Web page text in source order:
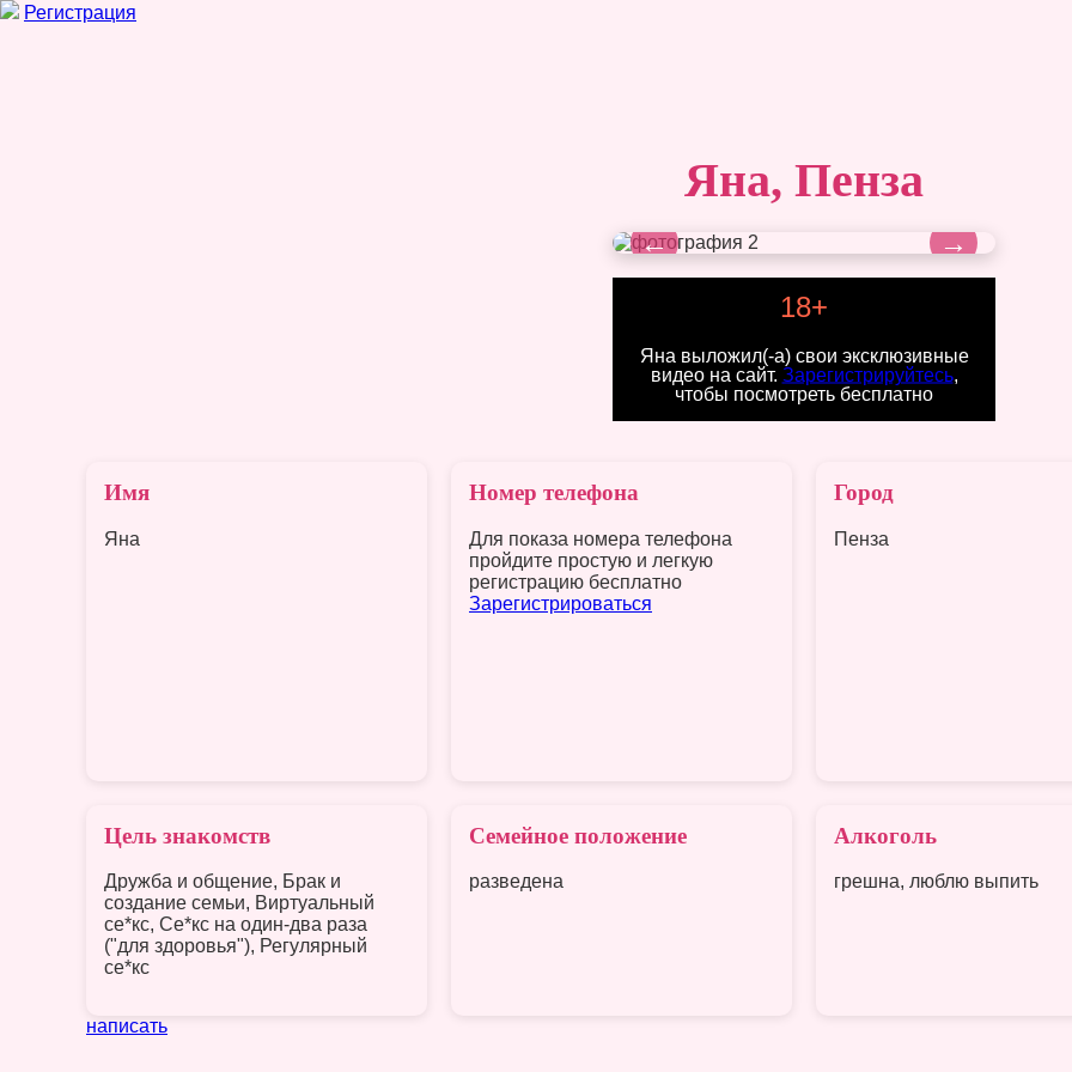
Регистрация
Яна, Пенза
←
→
18+
Яна выложил(-а) свои эксклюзивные
видео на сайт. Зарегистрируйтесь,
чтобы посмотреть бесплатно
Имя
Яна
Номер телефона
Для показа номера телефона
пройдите простую и легкую
регистрацию бесплатно
Зарегистрироваться
Город
Пенза
Цель знакомств
Дружба и общение, Брак и
создание семьи, Виртуальный
се*кс, Се*кс на один-два раза
("для здоровья"), Регулярный
се*кс
Семейное положение
разведена
Алкоголь
грешна, люблю выпить
написать